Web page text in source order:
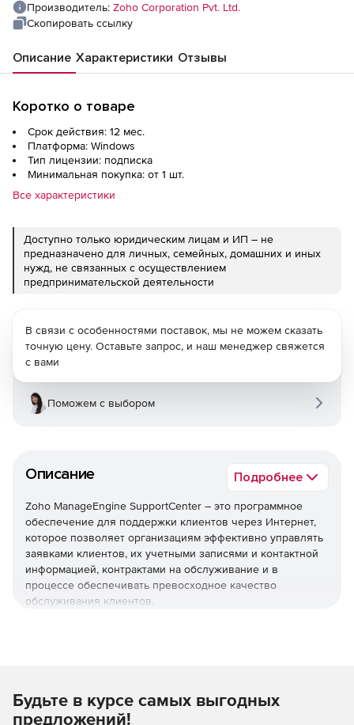
Производитель: Zoho Corporation Pvt. Ltd.
Скопировать ссылку
Описание Характеристики Отзывы
Коротко о товаре
Срок действия: 12 мес.
Платформа: Windows
Тип лицензии: подписка
Минимальная покупка: от 1 шт.
Все характеристики
Доступно только юридическим лицам и ИП – не
предназначено для личных, семейных, домашних и иных
нужд, не связанных с осуществлением
предпринимательской деятельности
Описание Подробнее
Zoho ManageEngine SupportCenter – это программное
обеспечение для поддержки клиентов через Интернет,
которое позволяет организациям эффективно управлять
заявками клиентов, их учетными записями и контактной
информацией, контрактами на обслуживание и в
процессе обеспечивать превосходное качество
обслуживания клиентов.
получает единое представление о взаимодействии с
клиентами независимо от того, какой режим общения они
В связи с особенностями поставок, мы не можем сказать
точную цену. Оставьте запрос, и наш менеджер свяжется
с вами
Поможем с выбором
Будьте в курсе самых выгодных
предложений!